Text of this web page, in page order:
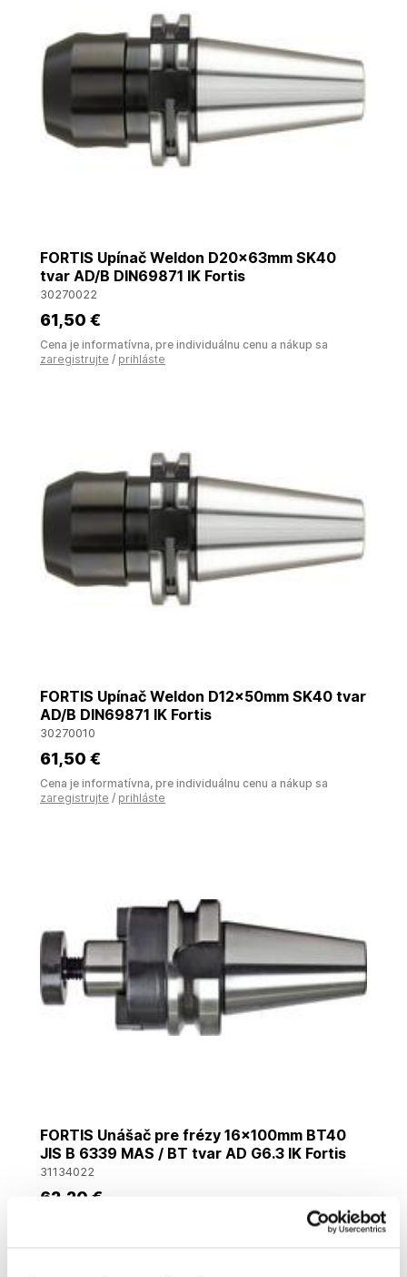
FORTIS Upínač Weldon D20x63mm SK40
tvar AD/B DIN69871 IK Fortis
30270022
61,50 €
Cena je informatívna, pre individuálnu cenu a nákup sa
zaregistrujte / prihláste
FORTIS Upínač Weldon D12x50mm SK40 tvar
AD/B DIN69871 IK Fortis
30270010
61,50 €
Cena je informatívna, pre individuálnu cenu a nákup sa
zaregistrujte / prihláste
FORTIS Unášač pre frézy 16x100mm BT40
JIS B 6339 MAS / BT tvar AD G6.3 IK Fortis
31134022
62 ,20 €
Cena je informatívna, pre individuálnu cenu a nákup sa